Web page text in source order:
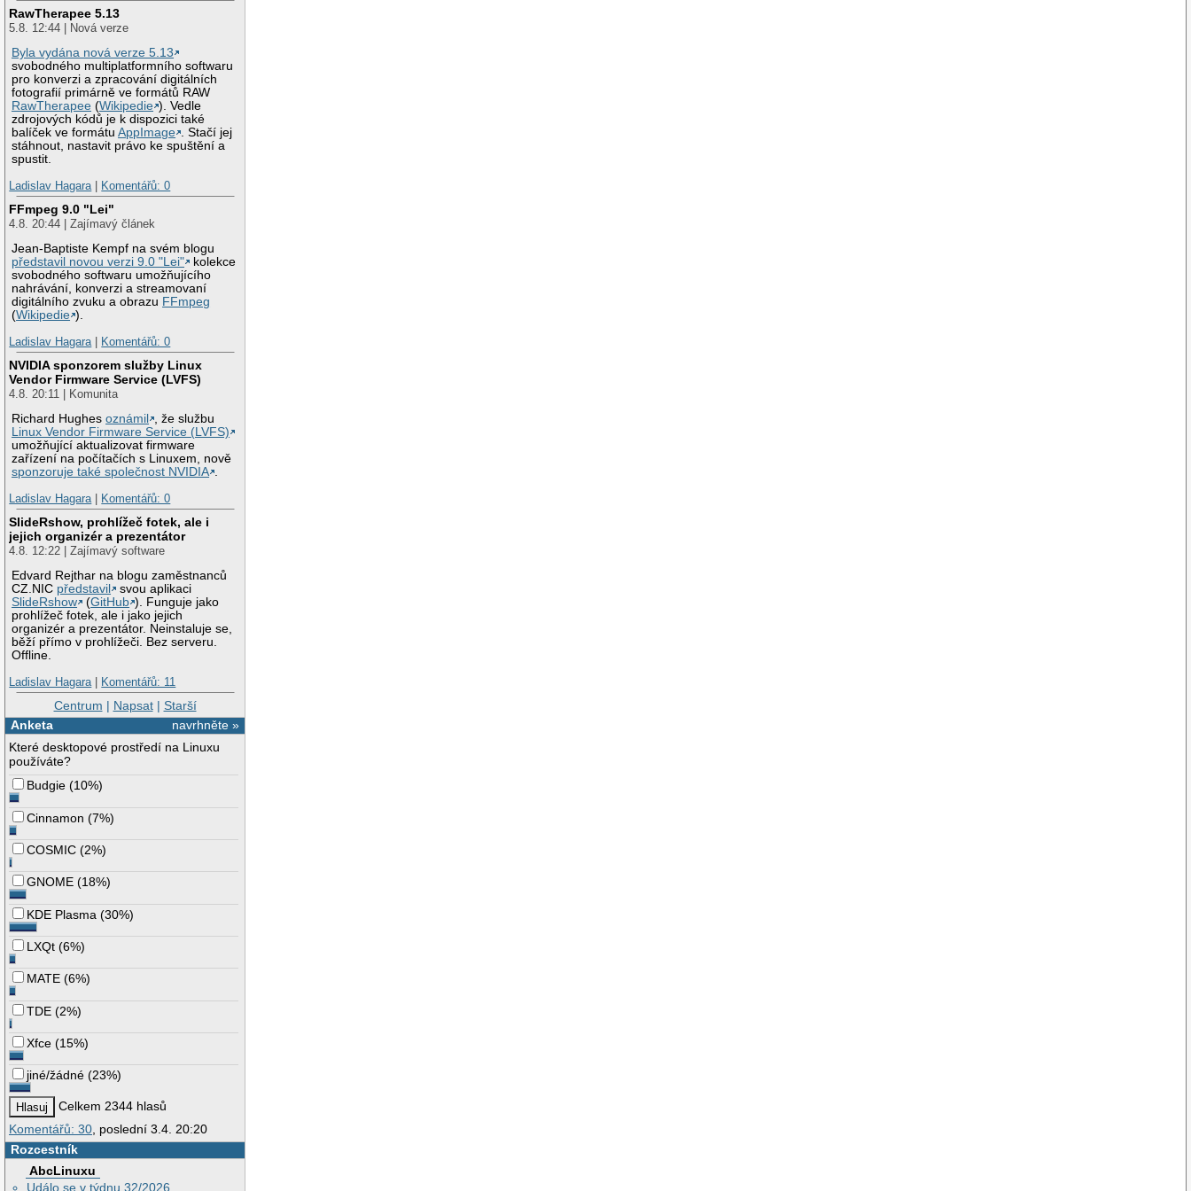
RawTherapee 5.13
5.8. 12:44 | Nová verze
Byla vydána nová verze 5.13
svobodného multiplatformního softwaru
pro konverzi a zpracování digitálních
fotografií primárně ve formátů RAW
RawTherapee (Wikipedie ). Vedle
zdrojových kódů je k dispozici také
balíček ve formátuAppImage . Stačí jej
stáhnout, nastavit právo ke spuštění a
spustit.
Ladislav Hagara| Komentářů: 0
FFmpeg 9.0 "Lei"
4.8. 20:44 | Zajímavý článek
Jean-Baptiste Kempf na svém blogu
představil novou verzi 9.0 "Lei"
kolekce
svobodného softwaru umožňujícího
nahrávání, konverzi a streamovaní
digitálního zvuku a obrazu FFmpeg
(Wikipedie ).
Ladislav Hagara| Komentářů: 0
NVIDIA sponzorem služby Linux
Vendor Firmware Service (LVFS)
4.8. 20:11 | Komunita
Richard Hughesoznámil
, že službu
Linux Vendor Firmware Service (LVFS)
umožňující aktualizovat firmware
zařízení na počítačích s Linuxem, nově
sponzoruje také společnost NVIDIA .
Ladislav Hagara| Komentářů: 0
SlideRshow, prohlížeč fotek, ale i
jejich organizér a prezentátor
4.8. 12:22 | Zajímavý software
Edvard Rejthar na blogu zaměstnanců
CZ.NIC představil
svou aplikaci
SlideRshow
(GitHub ). Funguje jako
prohlížeč fotek, ale i jako jejich
organizér a prezentátor. Neinstaluje se,
běží přímo v prohlížeči. Bez serveru.
Offline.
Ladislav Hagara| Komentářů: 11
Centrum | Napsat| Starší
navrhněte »
Anketa
Které desktopové prostředí na Linuxu
používáte?
Budgie (10%)
Cinnamon (7%)
COSMIC (2%)
GNOME (18%)
KDE Plasma (30%)
LXQt (6%)
MATE (6%)
TDE (2%)
Xfce (15%)
jiné/žádné (23%)
Celkem 2344 hlasů
Komentářů: 30 , poslední 3.4. 20:20
Rozcestník
AbcLinuxu
Událo se v týdnu 32/2026